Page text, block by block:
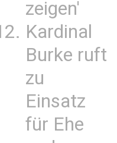
zeigen'
Kardinal
Burke ruft
zu
Einsatz
für Ehe